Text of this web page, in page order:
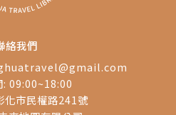
絡我們
: 09:00~18:00
化市民權路241號